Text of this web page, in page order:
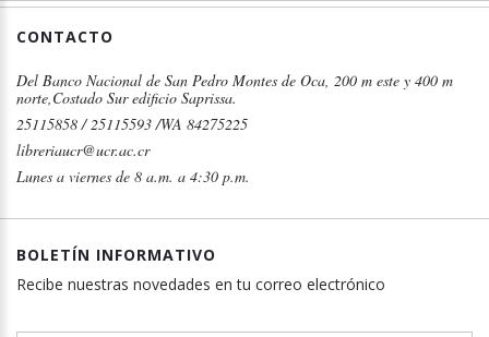
CONTACTO
Del Banco Nacional de San Pedro Montes de Oca, 200 m este y 400 m
norte,Costado Sur edificio Saprissa.
25115858 / 25115593 /WA 84275225
libreriaucr@ucr.ac.cr
Lunes a viernes de 8 a.m. a 4:30 p.m.
BOLETÍN INFORMATIVO
Recibe nuestras novedades en tu correo electrónico